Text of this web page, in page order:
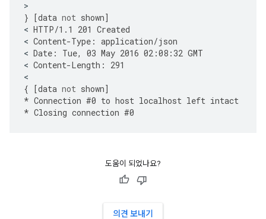
} [data not shown]
< HTTP/1.1 201 Created
< Content-Type : application/json
< Date : Tue, 03 May 2016 02 :08 : 32 GMT
< Content-Length :
291
{ [data not shown]
* Connection #0 to host localhost left intact
* Closing connection #0
도움이 되었나요?
의견 보내기